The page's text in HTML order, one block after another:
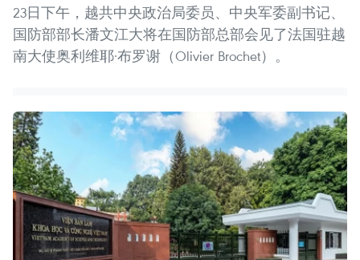
23日下午，越共中央政治局委员、中央军委副书记、
国防部部长潘文江大将在国防部总部会见了法国驻越
南大使奥利维耶·布罗谢（Olivier Brochet）。